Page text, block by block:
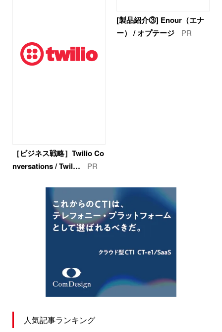
［ビジネス戦略］Twilio Co
nversations / Twil…
PR
[製品紹介③] Enour（エナ
ー） / オプテージ
PR
人気記事ランキング